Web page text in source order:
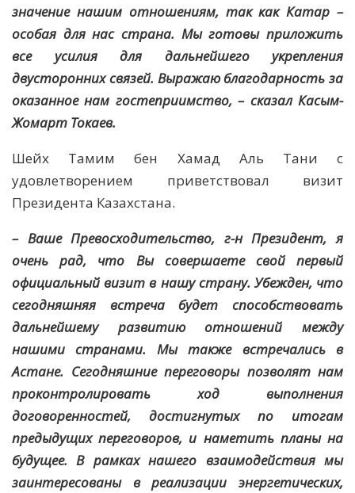
значение нашим отношениям, так как Катар –
особая для нас страна. Мы готовы приложить
все усилия для дальнейшего укрепления
двусторонних связей. Выражаю благодарность за
оказанное нам гостеприимство, – сказал Касым-
Жомарт Токаев.
Шейх Тамим бен Хамад Аль Тани с
удовлетворением приветствовал визит
Президента Казахстана.
– Ваше Превосходительство, г-н Президент, я
очень рад, что Вы совершаете свой первый
официальный визит в нашу страну. Убежден, что
сегодняшняя встреча будет способствовать
дальнейшему развитию отношений между
нашими странами. Мы также встречались в
Астане. Сегодняшние переговоры позволят нам
проконтролировать ход выполнения
договоренностей, достигнутых по итогам
предыдущих переговоров, и наметить планы на
будущее. В рамках нашего взаимодействия мы
заинтересованы в реализации энергетических,